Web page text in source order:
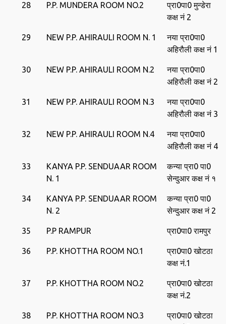
28 P.P. MUNDERA ROOM NO.2
प्रा0पा0 मुन्‍डेरा
कक्ष नं 2
29 NEW P.P. AHIRAULI ROOM N. 1
नया प्रा0पा0
अहिरौली कक्ष नं 1
30 NEW P.P. AHIRAULI ROOM N.2
नया प्रा0पा0
अहिरौली कक्ष नं 2
31 NEW P.P. AHIRAULI ROOM N.3
नया प्रा0पा0
अहिरौली कक्ष नं 3
32 NEW P.P. AHIRAULI ROOM N.4
नया प्रा0पा0
अहिरौली कक्ष नं 4
33
KANYA P.P. SENDUAAR ROOM
N. 1
कन्‍या प्रा0 पा0
सेन्‍दुआर कक्ष नं १
34
KANYA P.P. SENDUAAR ROOM
N. 2
कन्‍या प्रा0 पा0
सेन्‍दुआर कक्ष नं 2
35 P.P RAMPUR प्रा0पा0 रामपुर
36 P.P. KHOTTHA ROOM NO.1
प्रा0पा0 खोटठा
कक्ष नं.1
37 P.P. KHOTTHA ROOM NO.2
प्रा0पा0 खोटठा
कक्ष नं.2
38 P.P. KHOTTHA ROOM NO.3
प्रा0पा0 खोटठा